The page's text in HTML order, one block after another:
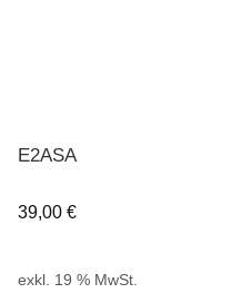
E2ASA
39,00 €
exkl. 19 % MwSt.